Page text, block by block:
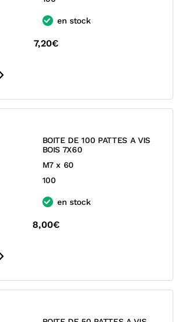
en stock
7,20€
BOITE DE 100 PATTES A VIS
BOIS 7X60
M7 x 60
100
en stock
8,00€